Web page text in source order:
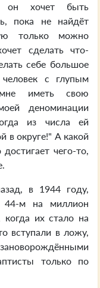
он хочет быть
пока не найдёт
только можно
сделать что-
себе большое
с глупым
иметь свою
деноминации
из числа ей
в округе!" А какой
чего-то,
в 1944 году,
44-м на миллион
их стало на
вступали в ложу,
только по